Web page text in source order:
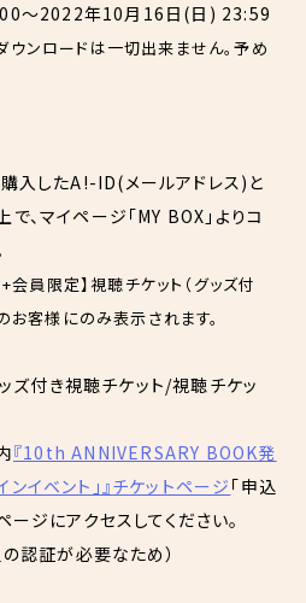
～2022年10月16日(日) 23:59
ンロードは一切出来ません。予め
購入したA!-ID(メールアドレス)と
、マイページ「MY BOX」よりコ
員限定】視聴チケット（グッズ付
お客様にのみ表示されます。
ズ付き視聴チケット/視聴チケッ
『10th ANNIVERSARY BOOK発
イベント」』チケットページ 「申込
ージにアクセスしてください。
認証が必要なため）
ちら
ちら